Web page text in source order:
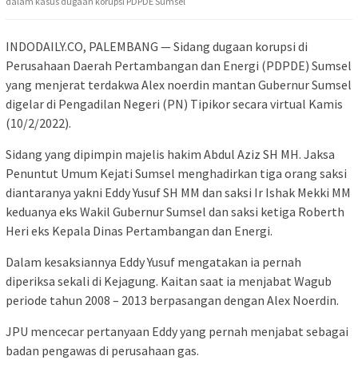
INDODAILY.CO, PALEMBANG — Sidang dugaan korupsi di
Perusahaan Daerah Pertambangan dan Energi (PDPDE) Sumsel
yang menjerat terdakwa Alex noerdin mantan Gubernur Sumsel
digelar di Pengadilan Negeri (PN) Tipikor secara virtual Kamis
(10/2/2022).
Sidang yang dipimpin majelis hakim Abdul Aziz SH MH. Jaksa
Penuntut Umum Kejati Sumsel menghadirkan tiga orang saksi
diantaranya yakni Eddy Yusuf SH MM dan saksi Ir Ishak Mekki MM
keduanya eks Wakil Gubernur Sumsel dan saksi ketiga Roberth
Heri eks Kepala Dinas Pertambangan dan Energi.
Dalam kesaksiannya Eddy Yusuf mengatakan ia pernah
diperiksa sekali di Kejagung. Kaitan saat ia menjabat Wagub
periode tahun 2008 – 2013 berpasangan dengan Alex Noerdin.
JPU mencecar pertanyaan Eddy yang pernah menjabat sebagai
badan pengawas di perusahaan gas.